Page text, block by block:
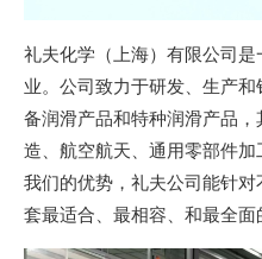
礼夫化学（上海）有限公司
业。公司致力于研发、生产
备润滑产品和特种润滑产品
造、航空航天、通用零部件
我们的优势，礼夫公司能针
套最适合、最相容、和最全面